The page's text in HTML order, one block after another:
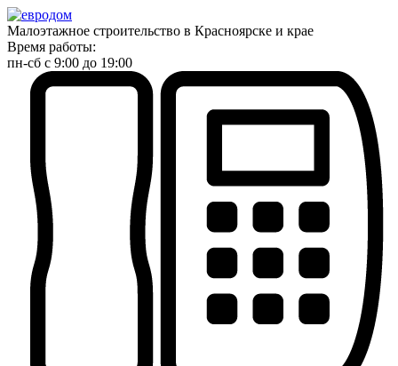
Малоэтажное строительство в Красноярске и крае
Время работы:
пн-сб с 9:00 до 19:00